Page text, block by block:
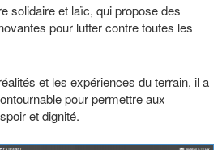
solidaire et laïc, qui propose des
pour lutter contre toutes les
et les expériences du terrain, il a
pour permettre aux
et dignité.